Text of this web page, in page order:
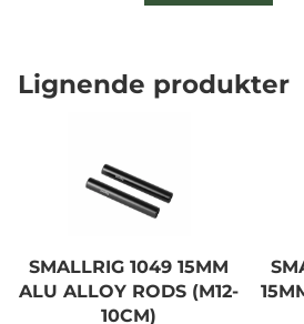
Lignende produkter
SMALLRIG 1049 15MM
ALU ALLOY RODS (M12-
10CM)